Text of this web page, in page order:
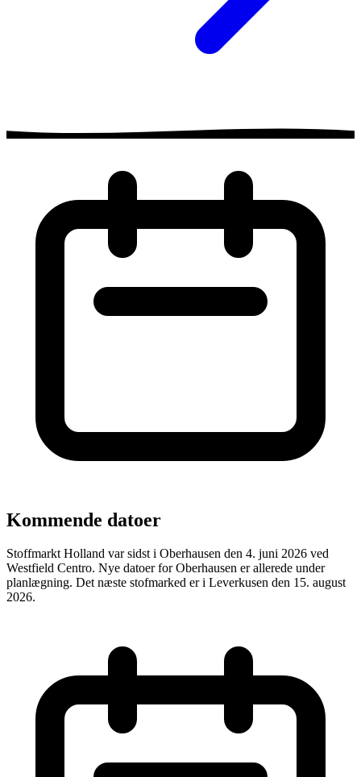
Kommende datoer
Stoffmarkt Holland var sidst i Oberhausen den 4. juni 2026 ved
Westfield Centro. Nye datoer for Oberhausen er allerede under
planlægning. Det næste stofmarked er i Leverkusen den 15. august
2026.